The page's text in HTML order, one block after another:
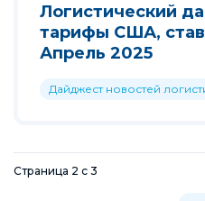
Логистический
тарифы США,
Апрель 2025
Дайджест новостей
Страница 2 с 3